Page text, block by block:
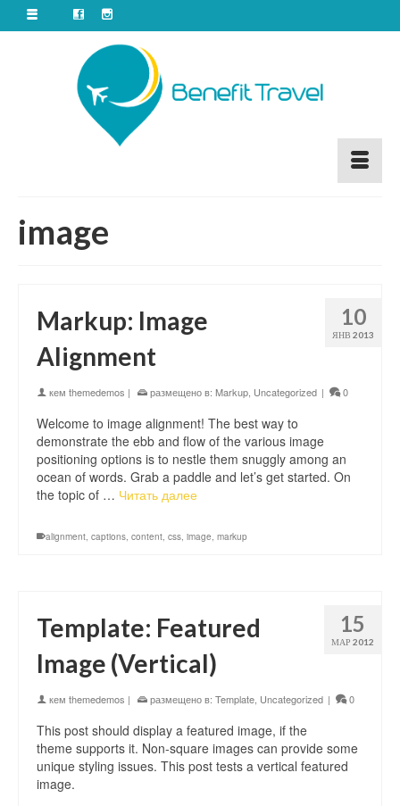
image
10
ЯНВ 2013
Markup: Image
Alignment
кем themedemos | размещено в: Markup Uncategorized | 0
Welcome to image alignment! The best way to
demonstrate the ebb and flow of the various image
positioning options is to nestle them snuggly among an
ocean of words. Grab a paddle and let’s get started. On
the topic of … Читать далее
alignment, captions, content, css, image, markup
15
МАР 2012
Template: Featured
Image (Vertical)
кем themedemos | размещено в: Template Uncategorized | 0
This post should display a featured image, if the
theme supports it. Non-square images can provide some
unique styling issues. This post tests a vertical featured
image.